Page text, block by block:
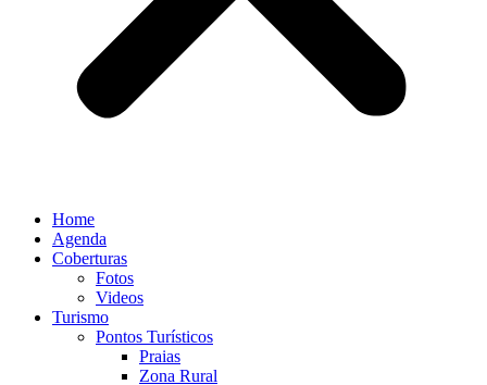
Home
Agenda
Coberturas
Fotos
Videos
Turismo
Pontos Turísticos
Praias
Zona Rural